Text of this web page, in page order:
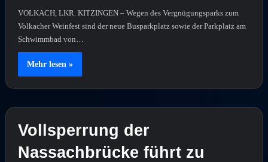
VOLKACH, LKR. KITZINGEN – Wegen des Vergnügungsparks zum
Volkacher Weinfest sind der neue Busparkplatz sowie der Parkplatz am
Schwimmbad von…
Mehr lesen »
Vollsperrung der
Nassachbrücke führt zu